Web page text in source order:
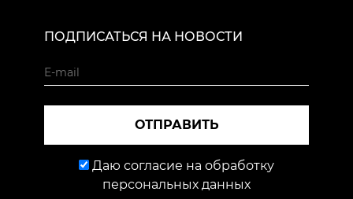
ПОДПИСАТЬСЯ НА НОВОСТИ
ОТПРАВИТЬ
Даю согласие на обработку
персональных данных